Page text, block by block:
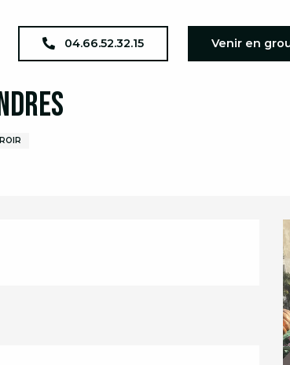
04.66.52.32.15 Venir en